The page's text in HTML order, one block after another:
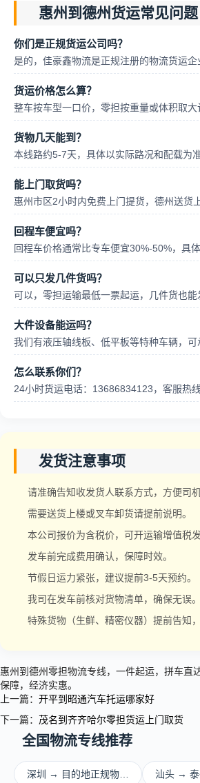
惠州到德州货运常见问题
你们是正规货运公司吗？
是的，佳豪鑫物流是正规注册的物流货运
货运价格怎么算？
整车按车型一口价，零担按重量或体积取
货物几天能到？
本线路约5-7天，具体以实际路况和配载为
能上门取货吗？
惠州市区2小时内免费上门提货，德州送货
回程车便宜吗？
回程车价格通常比专车便宜30%-50%，具
可以只发几件货吗？
可以，零担运输最低一票起运，几件货也能
大件设备能运吗？
我们有液压轴线板、低平板等特种车辆，
怎么联系你们？
24小时货运电话：13686834123，客服热
发货注意事项
请准确告知收发货人联系方式，方便司机
需要送货上楼或叉车卸货请提前说明。
本公司报价为含税价，可开运输增值税发
发车前完成费用确认，保障时效。
节假日运力紧张，建议提前3-5天预约。
我司在发车前核对货物清单，确保无误。
特殊货物（生鲜、精密仪器）提前告知
惠州到德州零担物流专线，一件起运，拼车直
保障，经济实惠。
上一篇： 开平到昭通汽车托运哪家好
下一篇： 茂名到齐齐哈尔零担货运上门取货
全国物流专线推荐
深圳 → 目的地正规物… 汕头 → 泰